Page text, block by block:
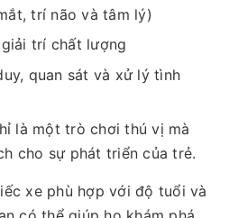
trí não và tâm lý)
trí chất lượng
quan sát và xử lý tình
là một trò chơi thú vị mà
cho sự phát triển của trẻ.
xe phù hợp với độ tuổi và